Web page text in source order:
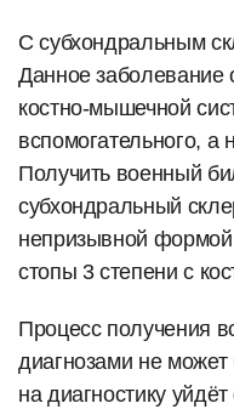
С субхондральным
Данное заболевание
костно-мышечной
вспомогательного, а
Получить военный
субхондральный
непризывной формой
стопы 3 степени с
Процесс получения
диагнозами не может
на диагностику